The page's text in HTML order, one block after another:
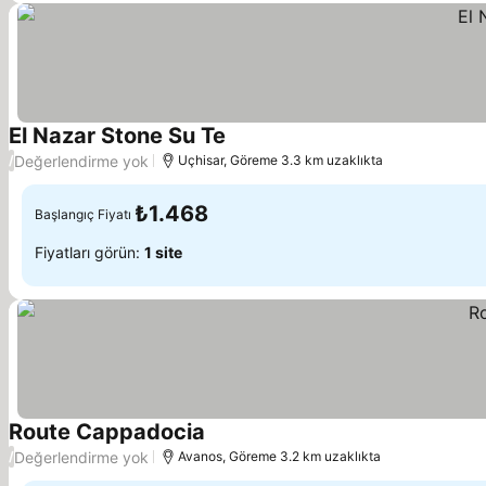
El Nazar Stone Su Te
/Değerlendirme yok Uçhisar, Göreme 3.3 km uzaklıkta
Başlangıç Fiyatı ₺1.468
Fiyatları görün: 1 site
Route Cappadocia
/Değerlendirme yok Avanos, Göreme 3.2 km uzaklıkta